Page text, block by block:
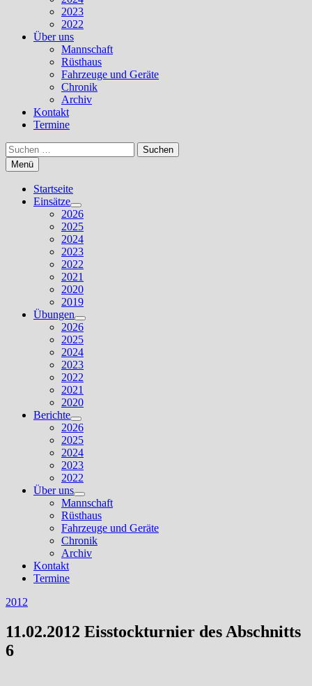
2023
2022
Über uns
Mannschaft
Rüsthaus
Fahrzeuge und Geräte
Chronik
Archiv
Kontakt
Termine
Suchen
nach:
Menü
Startseite
Einsätze
Untermenü
anzeigen
2026
2025
2024
2023
2022
2021
2020
2019
Übungen
Untermenü
anzeigen
2026
2025
2024
2023
2022
2021
2020
Berichte
Untermenü
anzeigen
2026
2025
2024
2023
2022
Über uns
Untermenü
anzeigen
Mannschaft
Rüsthaus
Fahrzeuge und Geräte
Chronik
Archiv
Kontakt
Termine
2012
11.02.2012 Eisstockturnier des Abschnitts
6